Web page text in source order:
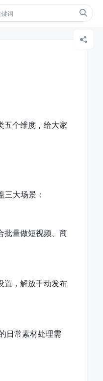

五个维度，给大家
大场景：
批量做短视频、商
置，解放手动发布
日常素材处理需
